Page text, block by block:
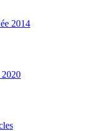
2014